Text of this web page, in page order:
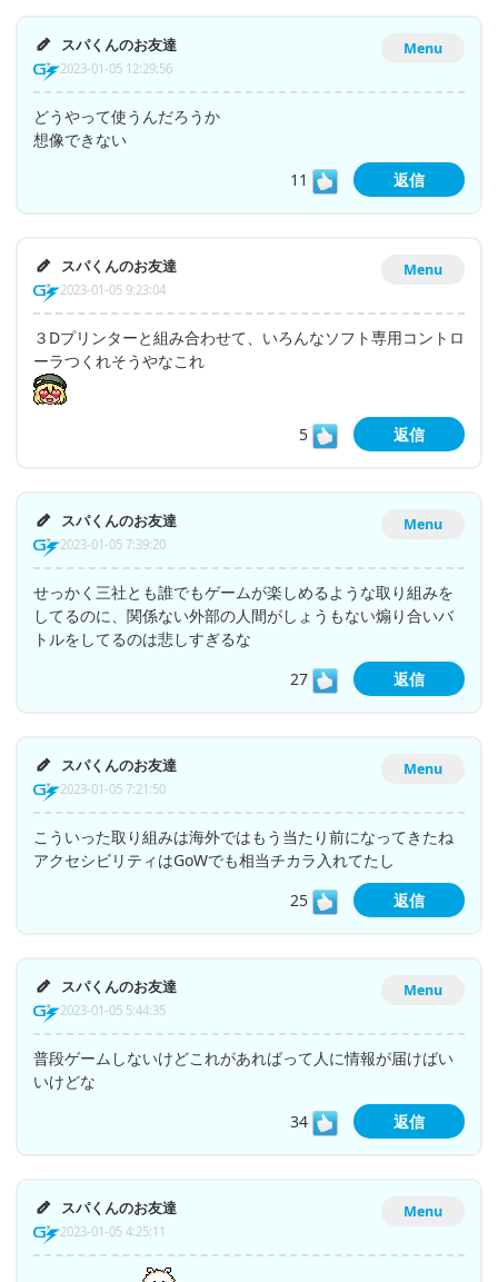
Menu
スパくんのお友達
2023-01-05 12:29:56
どうやって使うんだろうか
想像できない
11
返信
Menu
スパくんのお友達
2023-01-05 9:23:04
３Dプリンターと組み合わせて、いろんなソフト専用コントロ
ーラつくれそうやなこれ
5 返信
Menu
スパくんのお友達
2023-01-05 7:39:20
せっかく三社とも誰でもゲームが楽しめるような取り組みを
してるのに、関係ない外部の人間がしょうもない煽り合いバ
トルをしてるのは悲しすぎるな
27
返信
Menu
スパくんのお友達
2023-01-05 7:21:50
こういった取り組みは海外ではもう当たり前になってきたね
アクセシビリティはGoWでも相当チカラ入れてたし
25
返信
Menu
スパくんのお友達
2023-01-05 5:44:35
普段ゲームしないけどこれがあればって人に情報が届けばい
いけどな
34
返信
Menu
スパくんのお友達
2023-01-05 4:25:11